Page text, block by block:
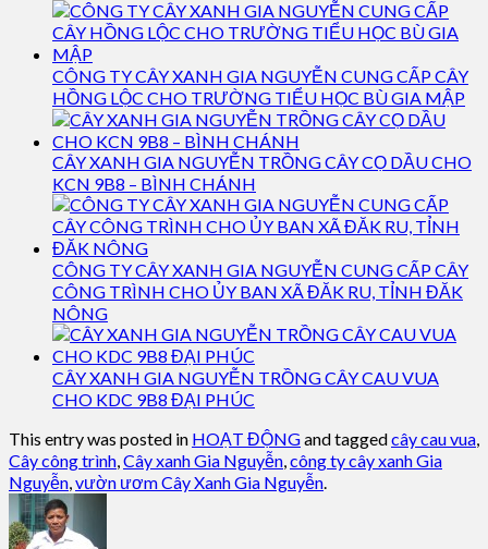
CÔNG TY CÂY XANH GIA NGUYỄN CUNG CẤP CÂY
HỒNG LỘC CHO TRƯỜNG TIỂU HỌC BÙ GIA MẬP
CÂY XANH GIA NGUYỄN TRỒNG CÂY CỌ DẦU CHO
KCN 9B8 – BÌNH CHÁNH
CÔNG TY CÂY XANH GIA NGUYỄN CUNG CẤP CÂY
CÔNG TRÌNH CHO ỦY BAN XÃ ĐĂK RU, TỈNH ĐĂK
NÔNG
CÂY XANH GIA NGUYỄN TRỒNG CÂY CAU VUA
CHO KDC 9B8 ĐẠI PHÚC
This entry was posted in HOẠT ĐỘNGand taggedcây cau vua,
Cây công trình,Cây xanh Gia Nguyễn,công ty cây xanh Gia
Nguyễn,vườn ươm Cây Xanh Gia Nguyễn.